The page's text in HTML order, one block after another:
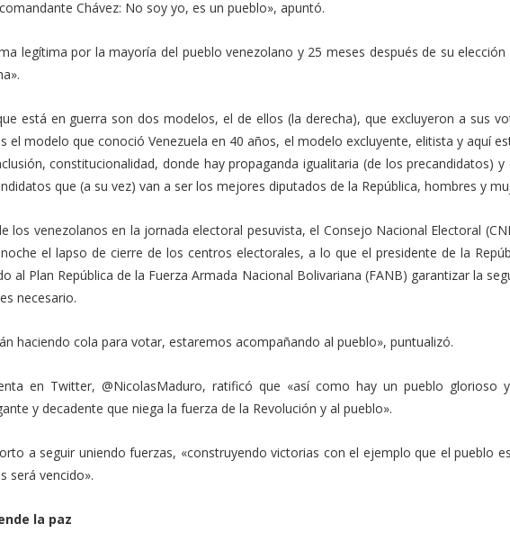
Chávez: No soy yo, es un pueblo», apuntó.
legítima por la mayoría del pueblo venezolano y 25 meses después de su elección
está en guerra son dos modelos, el de ellos (la derecha), que excluyeron a sus
el modelo que conoció Venezuela en 40 años, el modelo excluyente, elitista y aquí
constitucionalidad, donde hay propaganda igualitaria (de los precandidatos) y
que (a su vez) van a ser los mejores diputados de la República, hombres y
los venezolanos en la jornada electoral pesuvista, el Consejo Nacional Electoral
el lapso de cierre de los centros electorales, a lo que el presidente de la
al Plan República de la Fuerza Armada Nacional Bolivariana (FANB) garantizar la
necesario.
haciendo cola para votar, estaremos acompañando al pueblo», puntualizó.
en Twitter, @NicolasMaduro, ratificó que «así como hay un pueblo glorioso
y decadente que niega la fuerza de la Revolución y al pueblo».
a seguir uniendo fuerzas, «construyendo victorias con el ejemplo que el pueblo
será vencido».
la paz